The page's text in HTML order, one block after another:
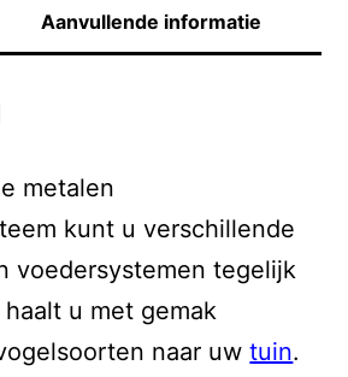
Aanvullende informatie
metalen
kunt u verschillende
voedersystemen tegelijk
u met gemak
naar uwtuin.